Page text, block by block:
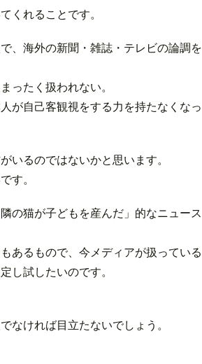
くれることです。
、海外の新聞・雑誌・テレビの論調を
ったく扱われない。
が自己客観視をする力を持たなくなっ
いるのではないかと思います。
す。
の猫が子どもを産んだ」的なニュース
あるもので、今メディアが扱っている
し試したいのです。
なければ目立たないでしょう。